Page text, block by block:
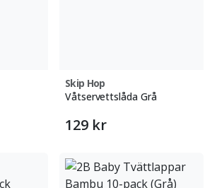
Skip Hop
Våtservettslåda Grå
129 kr